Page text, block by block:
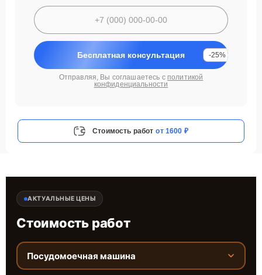
Бесплатная консультация -25%
Отправляя, Вы соглашаетесь с политикой
конфиденциальности
Стоимость работ от 1600 ₽
АКТУАЛЬНЫЕ ЦЕНЫ
Стоимость работ
Посудомоечная машина